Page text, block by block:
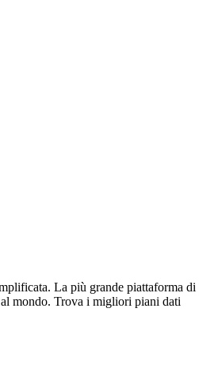
La più grande piattaforma di
mondo. Trova i migliori piani dati